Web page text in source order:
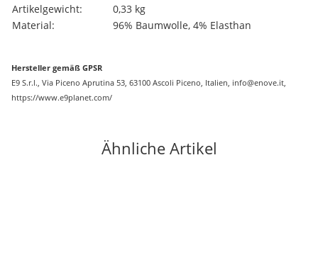
Artikelgewicht:
0,33 kg
Material:
96% Baumwolle, 4% Elasthan
Hersteller gemäß GPSR
E9 S.r.l., Via Piceno Aprutina 53, 63100 Ascoli Piceno, Italien, info@enove.it,
https://www.e9planet.com/
Ähnliche Artikel